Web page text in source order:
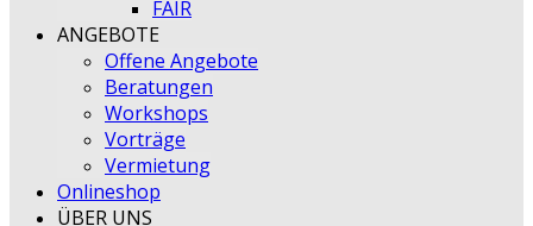
FAIR
ANGEBOTE
Offene Angebote
Beratungen
Workshops
Vorträge
Vermietung
Onlineshop
ÜBER UNS